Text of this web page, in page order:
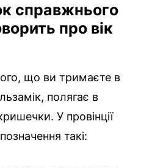
справжнього
про вік
що ви тримаєте в
полягає в
У провінції
такі: